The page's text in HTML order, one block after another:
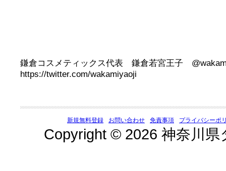
鎌倉コスメティックス代表 鎌倉若宮王子
https://twitter.com/wakamiyaoji
新規無料登録 お問い合わせ 免責事項 プライバシーポ
Copyright © 2026 神奈川